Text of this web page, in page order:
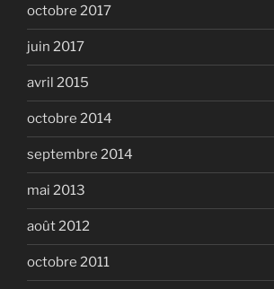
octobre 2017
juin 2017
avril 2015
octobre 2014
septembre 2014
mai 2013
août 2012
octobre 2011